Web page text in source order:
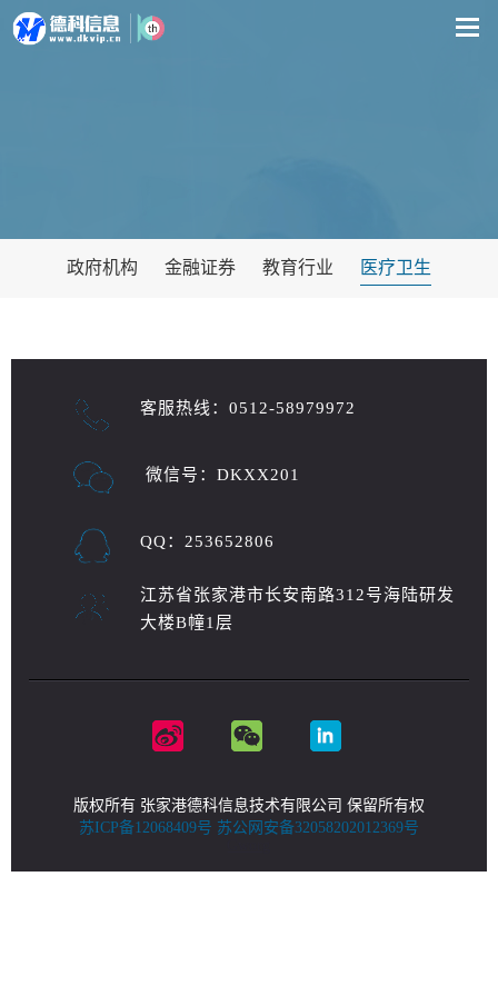
政府机构 金融证券 教育行业 医疗卫生
客服热线：0512-58979972
微信号：DKXX201
QQ：253652806
江苏省张家港市长安南路312号海陆研发
大楼B幢1层
版权所有 张家港德科信息技术有限公司 保留所有权
苏ICP备12068409号 苏公网安备32058202012369号